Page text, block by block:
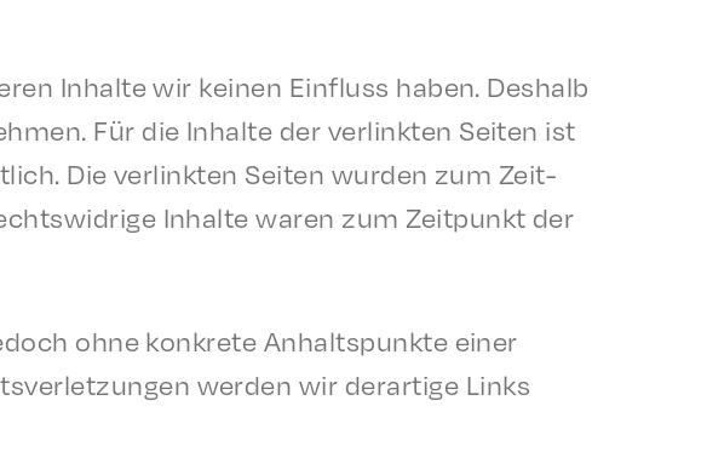
Inhalte wir keinen Einfluss haben. Deshalb
Für die Inhalte der verlink­ten Seit­en ist
Die verlink­ten Seit­en wurden zum Zeit­
Inhalte waren zum Zeit­punkt der
ohne konkrete Anhalt­spunk­te einer
werden wir derar­tige Links